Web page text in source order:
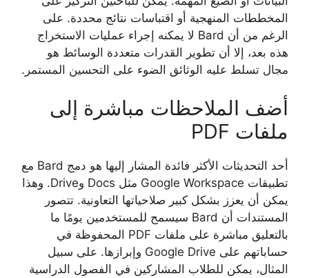
المخططات المنهجية أو اقتباسات نتائج محددة. على
الرغم من أن Bard لا يمكنه إجراء عمليات الاستخراج
هذه بعد، إلا أن تطوير القدرات متعددة الوسائط هو
مجال تسلط عليه الوثائق الضوء على التحسين المستمر.
أضف الملاحظات مباشرة إلى
ملفات PDF
أحد التحديثات الأكثر فائدة المشار إليها هو دمج Bard مع
تطبيقات Google Workspace مثل Docs وDrive. وهذا
يمكن أن يعزز بشكل كبير صلاحياتها التعاونية. تتصور
المستندات أن Bard سيسمح للمستخدمين يومًا ما
بالتعليق مباشرة على ملفات PDF المحفوظة في
حساباتهم على Google Drive وإبرازها. على سبيل
المثال، يمكن للطلاب المشاركين في الفصول الدراسية